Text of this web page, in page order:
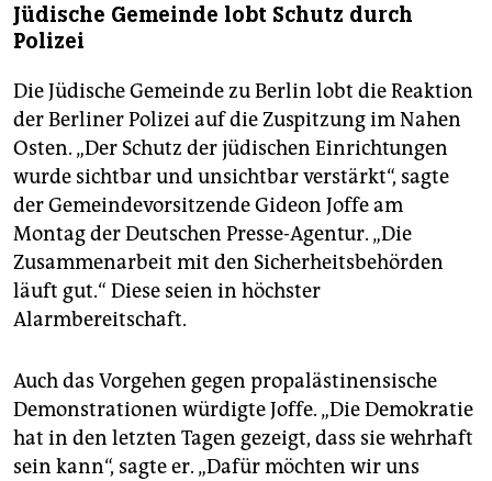
Jüdische Gemeinde lobt Schutz durch
Polizei
Die Jüdische Gemeinde zu Berlin lobt die Reaktion
der Berliner Polizei auf die Zuspitzung im Nahen
Osten. „Der Schutz der jüdischen Einrichtungen
wurde sichtbar und unsichtbar verstärkt“, sagte
der Gemeindevorsitzende Gideon Joffe am
Montag der Deutschen Presse-Agentur. „Die
Zusammenarbeit mit den Sicherheitsbehörden
läuft gut.“ Diese seien in höchster
Alarmbereitschaft.
Auch das Vorgehen gegen propalästinensische
Demonstrationen würdigte Joffe. „Die Demokratie
hat in den letzten Tagen gezeigt, dass sie wehrhaft
sein kann“, sagte er. „Dafür möchten wir uns